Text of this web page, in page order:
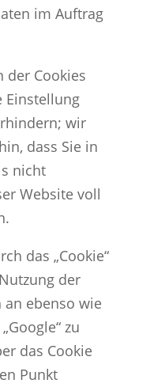
im Auftrag
der Cookies
Einstellung
wir
dass Sie in
nicht
Website voll
das „Cookie“
der
an ebenso wie
zu
das Cookie
Punkt